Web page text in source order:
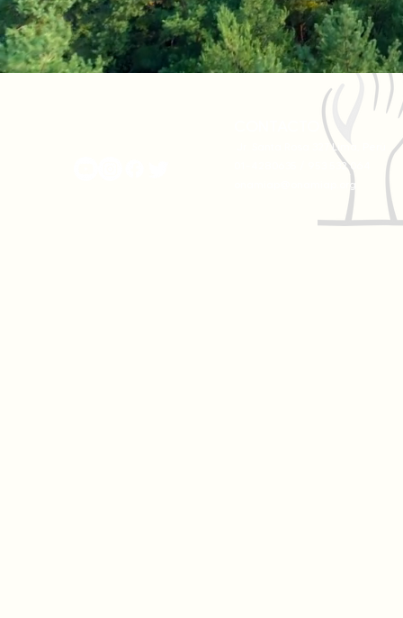
Jr. Santa Rosa 327 Lima, Perú.
01-4280635 / 953 532 064
onamiap@onamiap.org